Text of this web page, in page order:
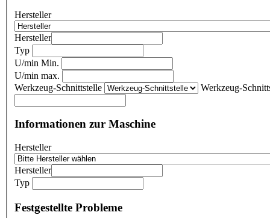
Hersteller
Hersteller
Typ
U/min Min.
U/min max.
Werkzeug-Schnittstelle
Werkzeug-
Informationen zur Maschine
Hersteller
Hersteller
Typ
Festgestellte Probleme